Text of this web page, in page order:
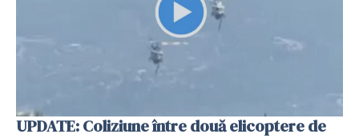
UPDATE: Coliziune între două elicoptere de